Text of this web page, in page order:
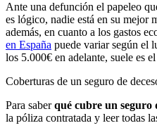
Ante una defunción el papeleo
es lógico, nadie está en su mejor
además, en cuanto a los gastos
en España puede variar según el
los 5.000€ en adelante, suele es
Coberturas de un seguro de
Para saberqué cubre un seguro
la póliza contratada y leer todas